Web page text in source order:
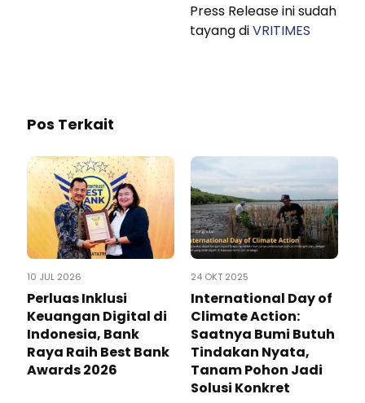
Press Release ini sudah
tayang diVRITIMES
Pos Terkait
10 JUL 2026
Perluas Inklusi
Keuangan Digital di
Indonesia, Bank
Raya Raih Best Bank
Awards 2026
24 OKT 2025
International Day of
Climate Action:
Saatnya Bumi Butuh
Tindakan Nyata,
Tanam Pohon Jadi
Solusi Konkret